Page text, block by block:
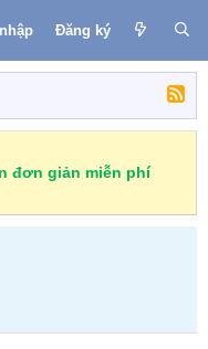
Đăng ký
đơn giản miễn phí